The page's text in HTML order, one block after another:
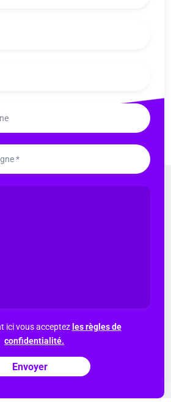
ici vous acceptez les règles de
confidentialité.
Envoyer